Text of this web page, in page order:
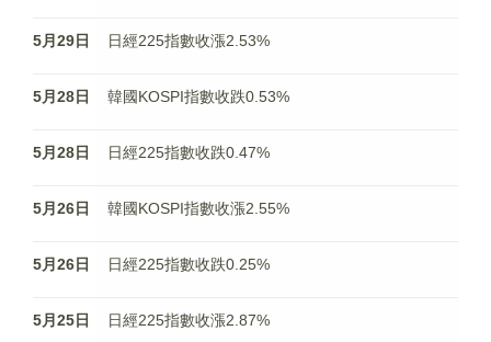
5月29日 日經225指數收漲2.53%
5月28日 韓國KOSPI指數收跌0.53%
5月28日 日經225指數收跌0.47%
5月26日 韓國KOSPI指數收漲2.55%
5月26日 日經225指數收跌0.25%
5月25日 日經225指數收漲2.87%